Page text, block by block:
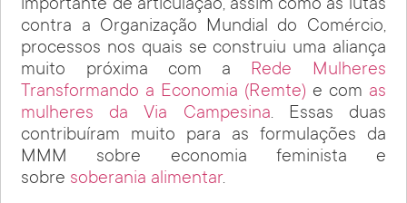
importante de articulação, assim como as lutas
contra a Organização Mundial do Comércio,
processos nos quais se construiu uma aliança
muito próxima com a Rede Mulheres
Transformando a Economia (Remte) e com as
mulheres da Via Campesina. Essas duas
contribuíram muito para as formulações da
MMM sobre economia feminista e
sobre soberania alimentar.